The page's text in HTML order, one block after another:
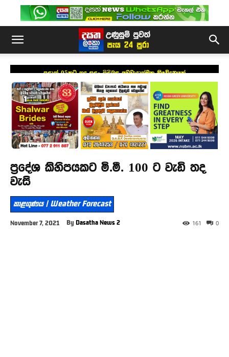
පළාත් 05කට තද සුළං පිළිබඳ අවවාදාත්මක නිවේදනයක්
ප්‍රදේශ කිහිපයකට මි.මී. 100 ට වැඩි තද
වැසි
කාළගුණය | Weather Forecast
November 7, 2021 By Dasatha News 2 0
161